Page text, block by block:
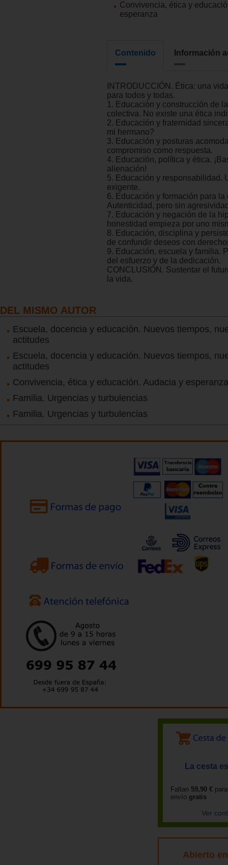
Convivencia, ética y
esperanza
Contenido Información
INTRODUCCIÓN. Ética: una
para todos y todas.
1. Educación y construcción de
colectiva. No existe una ética
2. Educación y fraternidad
mi hermano?
3. Educación y posturas
compromiso como respuesta.
4. Educación, política y ética.
alienación!
5. Educación y responsabilidad.
exigente.
6. Educación y formación para la
Autenticidad, pero sin
7. Educación y negación de la
honestidad empieza por uno
8. Educación, disciplina y
de confundir deseos con
9. Educación, escuela y familia.
del esfuerzo y de la dedicación.
CONCLUSIÓN. Sustentar el
la vida.
DEL MISMO AUTOR
Escuela, docencia y educación. Nuevos tiempos,
actitudes
Escuela, docencia y educación. Nuevos tiempos,
actitudes
Convivencia, ética y educación. Audacia y esperanza
Familia. Urgencias y turbulencias
Familia. Urgencias y turbulencias
La cesta
Faltan 59,90 €
envío gratis
Ver
Abierto